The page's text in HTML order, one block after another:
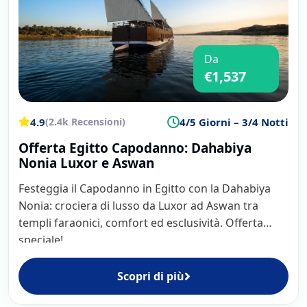
L’ambiente è pensato per offrire relax, tranquillità e
un’accoglienza autentica, con guide che parlano italiano
Dahabeya imbarcazione: le
origini
Il termine Dahabeya deriva dall’arabo "dahab", che
significa "oro", perché queste imbarcazioni erano
originariamente decorate con inserti d’oro e dorature,
destinate a un utilizzo governativo per il trasporto dei
governanti musulmani.
Sulle pareti delle tombe dei nobili egizi e degli antichi re
furono trovate le prime rappresentazioni delle Dahabeya, a
dimostrazione del loro prestigio nella cultura egizia.
Da
€1,537
4.9(2.4k Recensioni) 4/5 Giorni – 3/4 Notti
Offerta Egitto Capodanno: Dahabiya
Nonia Luxor e Aswan
Festeggia il Capodanno in Egitto con la Dahabiya
Nonia: crociera di lusso da Luxor ad Aswan tra
templi faraonici, comfort ed esclusività. Offerta
speciale!
Scopri di più